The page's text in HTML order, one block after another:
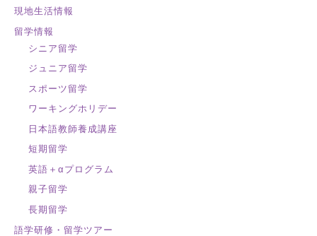
現地生活情報
留学情報
シニア留学
ジュニア留学
スポーツ留学
ワーキングホリデー
日本語教師養成講座
短期留学
英語＋αプログラム
親子留学
長期留学
語学研修・留学ツアー